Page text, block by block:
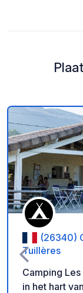
(26340)
Tuillères
Camping
in het hart